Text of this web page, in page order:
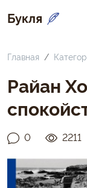
Букля
Главная
Райан
0 2211